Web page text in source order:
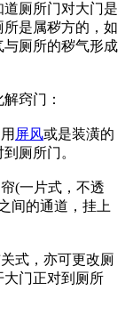
厕所门对大门是
是属秽方的，如
厕所的秽气形成
窍门：
屏风或是装潢的
厕所门。
(一片式，不透
间的通道，挂上
式，亦可更改厕
大门正对到厕所